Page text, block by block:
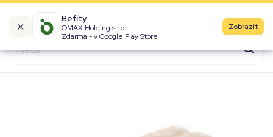
Befity
OMAX Holding s.r.o
Zdarma - v Google Play Store
Zobrazit
Kalorické tabulky